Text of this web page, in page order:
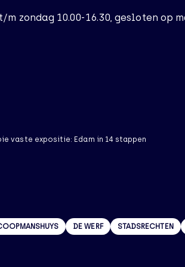
zondag 10.00-16.30, gesloten op
vaste expositie: Edam in 14 stappen
DE WERF STADSRECHTEN